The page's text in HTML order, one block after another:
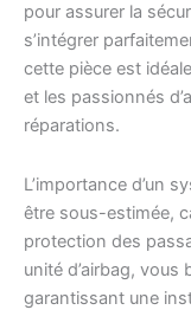
pour assurer la
s’intégrer
cette pièce est
et les passionnés
réparations.
L’importance d’un
être sous-estimée,
protection des
unité d’airbag, vous
garantissant une